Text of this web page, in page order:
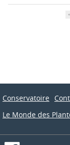
Conservatoire
Le Monde des